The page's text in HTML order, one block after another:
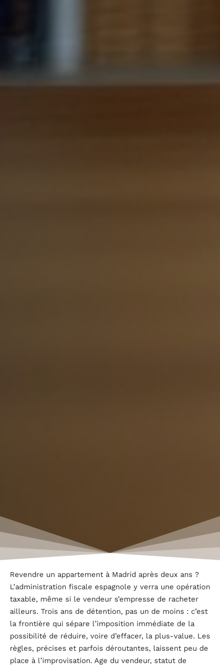
Revendre un appartement à Madrid après deux ans ?
L’administration fiscale espagnole y verra une opération
taxable, même si le vendeur s’empresse de racheter
ailleurs. Trois ans de détention, pas un de moins : c’est
la frontière qui sépare l’imposition immédiate de la
possibilité de réduire, voire d’effacer, la plus-value. Les
règles, précises et parfois déroutantes, laissent peu de
place à l’improvisation. Age du vendeur, statut de